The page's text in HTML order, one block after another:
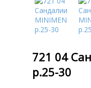
721 04
р.25-30